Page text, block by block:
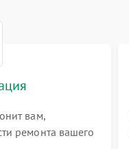
вам,
ремонта вашего